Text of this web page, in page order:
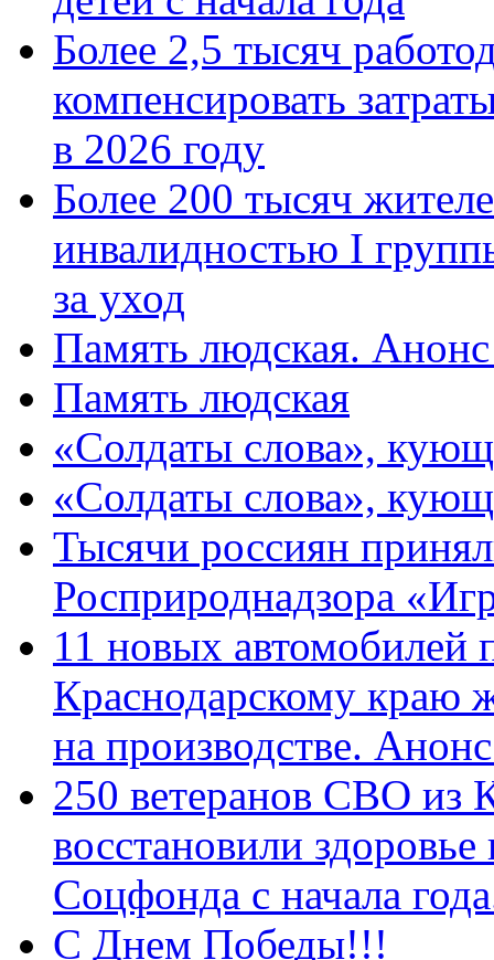
Более 2,5 тысяч
компенсировать
в 2026 году
Более 200 тысяч
инвалидностью I
за уход
Память людская.
Память людская
«Солдаты слова»,
«Солдаты слова»,
Тысячи россиян
Росприроднадзора
11 новых автомобилей
Краснодарскому краю
на производстве.
250 ветеранов СВО из
восстановили
Соцфонда с начала
С Днем Победы!!!